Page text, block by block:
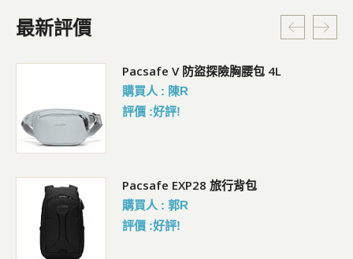
最新評價
Pacsafe V 防盜探險胸腰包 4L
購買人 : 陳R
評價 :好評!
Pacsafe EXP28 旅行背包
購買人 : 郭R
評價 :好評!